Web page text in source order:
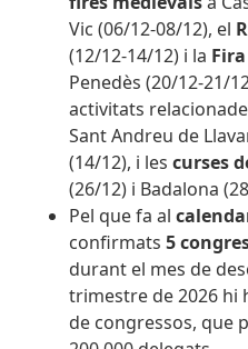
Vic (06/12-08/12), el
(12/12-14/12) i la
Penedès (20/12-21/
activitats
Sant Andreu de
(14/12), i lescurses
(26/12) i Badalona
Pel que fa al
confirmats5
durant el mes de
trimestre de 2026 hi
de congressos, que